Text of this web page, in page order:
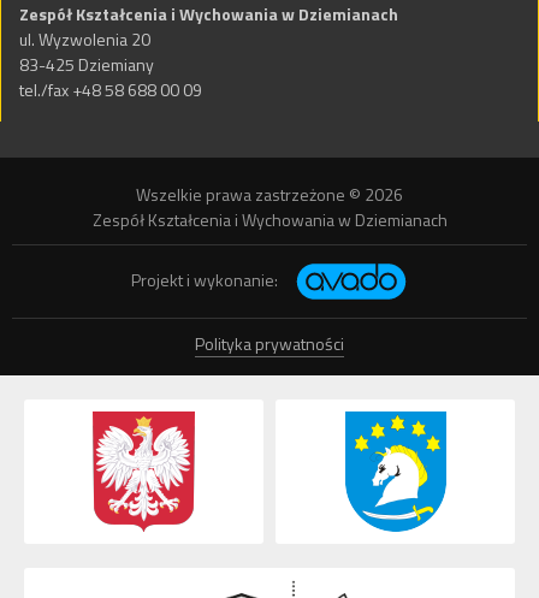
Zespół Kształcenia i Wychowania w Dziemianach
ul. Wyzwolenia 20
83-425 Dziemiany
tel./fax +48 58 688 00 09
Wszelkie prawa zastrzeżone © 2026
Zespół Kształcenia i Wychowania w Dziemianach
Projekt i wykonanie:
Polityka prywatności